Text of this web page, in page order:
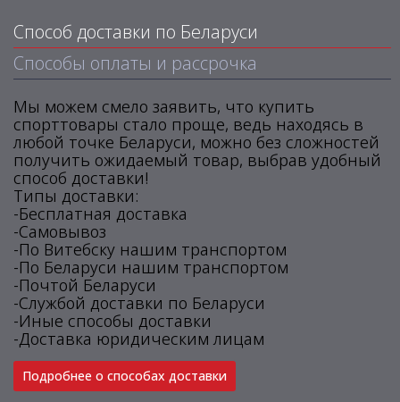
Способ доставки по Беларуси
Способы оплаты и рассрочка
Мы можем смело заявить, что купить
спорттовары стало проще, ведь находясь в
любой точке Беларуси, можно без сложностей
получить ожидаемый товар, выбрав удобный
способ доставки!
Типы доставки:
-Бесплатная доставка
-Самовывоз
-По Витебску нашим транспортом
-По Беларуси нашим транспортом
-Почтой Беларуси
-Службой доставки по Беларуси
-Иные способы доставки
-Доставка юридическим лицам
Подробнее о способах доставки